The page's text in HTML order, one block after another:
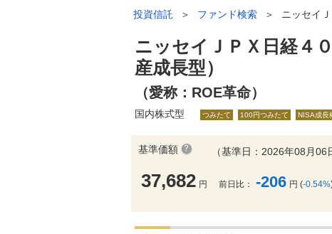
投資信託 ＞ ファンド検索 ＞ ニッセイ
ニッセイＪＰＸ日経４
産成長型）
（愛称：ROE革命）
国内株式型 つみたて 100円つみたて NISA成長
基準価額
37,682 円
（基準日：2026年08月06
前日比： -206 円 (-0.54%